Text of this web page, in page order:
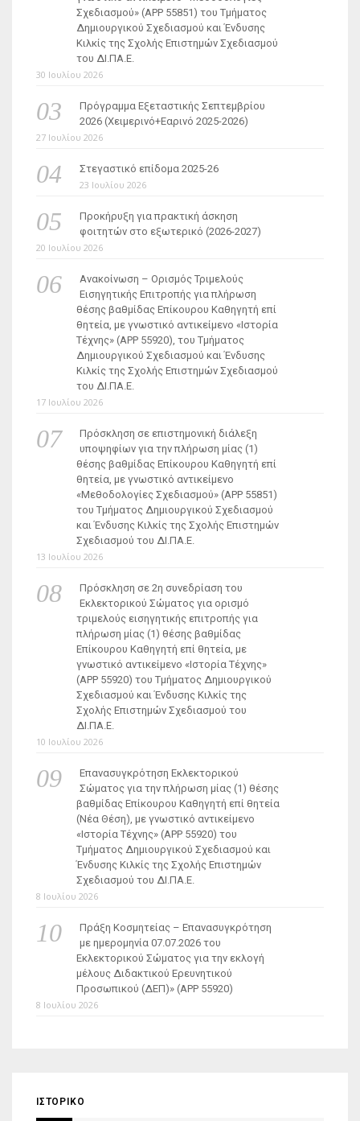
Σχεδιασμού» (ΑΡΡ 55851) του Τμήματος
Δημιουργικού Σχεδιασμού και Ένδυσης
Κιλκίς της Σχολής Επιστημών Σχεδιασμού
του ΔΙ.ΠΑ.Ε.
30 Ιουλίου 2026
Πρόγραμμα Εξεταστικής Σεπτεμβρίου
2026 (Χειμερινό+Εαρινό 2025-2026)
27 Ιουλίου 2026
Στεγαστικό επίδομα 2025-26
23 Ιουλίου 2026
Προκήρυξη για πρακτική άσκηση
φοιτητών στο εξωτερικό (2026-2027)
20 Ιουλίου 2026
Ανακοίνωση – Ορισμός Τριμελούς
Εισηγητικής Επιτροπής για πλήρωση
θέσης βαθμίδας Επίκουρου Καθηγητή επί
θητεία, με γνωστικό αντικείμενο «Ιστορία
Τέχνης» (ΑΡΡ 55920), του Τμήματος
Δημιουργικού Σχεδιασμού και Ένδυσης
Κιλκίς της Σχολής Επιστημών Σχεδιασμού
του ΔΙ.ΠΑ.Ε.
17 Ιουλίου 2026
Πρόσκληση σε επιστημονική διάλεξη
υποψηφίων για την πλήρωση μίας (1)
θέσης βαθμίδας Επίκουρου Καθηγητή επί
θητεία, με γνωστικό αντικείμενο
«Μεθοδολογίες Σχεδιασμού» (ΑΡΡ 55851)
του Τμήματος Δημιουργικού Σχεδιασμού
και Ένδυσης Κιλκίς της Σχολής Επιστημών
Σχεδιασμού του ΔΙ.ΠΑ.Ε.
13 Ιουλίου 2026
Πρόσκληση σε 2η συνεδρίαση του
Εκλεκτορικού Σώματος για ορισμό
τριμελούς εισηγητικής επιτροπής για
πλήρωση μίας (1) θέσης βαθμίδας
Επίκουρου Καθηγητή επί θητεία, με
γνωστικό αντικείμενο «Ιστορία Τέχνης»
(ΑΡΡ 55920) του Τμήματος Δημιουργικού
Σχεδιασμού και Ένδυσης Κιλκίς της
Σχολής Επιστημών Σχεδιασμού του
ΔΙ.ΠΑ.Ε.
10 Ιουλίου 2026
Επανασυγκρότηση Εκλεκτορικού
Σώματος για την πλήρωση μίας (1) θέσης
βαθμίδας Επίκουρου Καθηγητή επί θητεία
(Νέα Θέση), με γνωστικό αντικείμενο
«Ιστορία Τέχνης» (ΑΡΡ 55920) του
Τμήματος Δημιουργικού Σχεδιασμού και
Ένδυσης Κιλκίς της Σχολής Επιστημών
Σχεδιασμού του ΔΙ.ΠΑ.Ε.
8 Ιουλίου 2026
Πράξη Κοσμητείας – Επανασυγκρότηση
με ημερομηνία 07.07.2026 του
Εκλεκτορικού Σώματος για την εκλογή
μέλους Διδακτικού Ερευνητικού
Προσωπικού (ΔΕΠ)» (APP 55920)
8 Ιουλίου 2026
ΙΣΤΟΡΙΚΌ